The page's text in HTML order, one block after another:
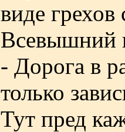
виде
Всевышний
- Дорога в
только
Тут пред